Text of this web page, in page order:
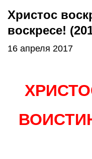
Христос
воскресе!
16 апреля 2017